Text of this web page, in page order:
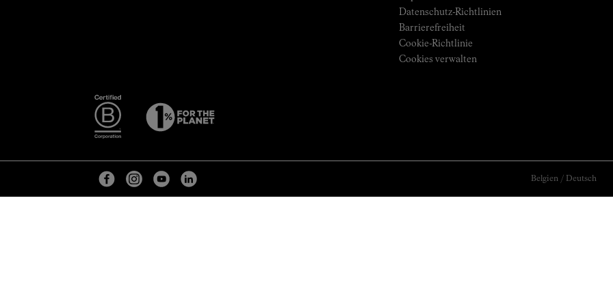
Datenschutz-Richtlinien
Barrierefreiheit
Cookie-Richtlinie
Cookies verwalten
Belgien / Deutsch